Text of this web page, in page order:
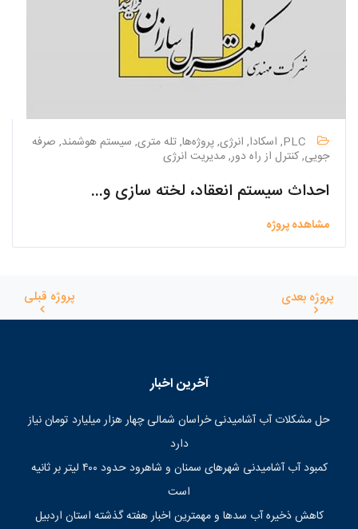
PLC, اسکادا, انرژی, پروژه‌ها, تله متری, سیستم هوشمند, صرفه
جویی, کنترل از راه دور, مدیریت انرژی
احداث سیستم انعقاد، لخته سازی و ته نشینی تصفیه خانه تکمیلی پساب سپاهان شهر به روش EPC
مشاهده پروژه
پروژه قبلی پروژه بعدی
آخرین اخبار
حل مشکلات آب آشامیدنی خراسان شمالی چهار هزار میلیارد تومان نیاز
دارد
کمبود آب آشامیدنی شهرهای سمنان و شاهرود حدود ۴۰۰ لیتر بر ثانیه
است
کاهش ذخیره آب سدها و مهمترین اخبار هفته گذشته استان اردبیل